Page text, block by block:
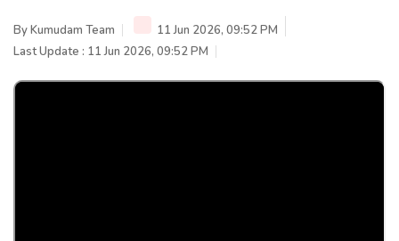
ByKumudam Team
11 Jun 2026, 09:52 PM
Last Update : 11 Jun 2026, 09:52 PM